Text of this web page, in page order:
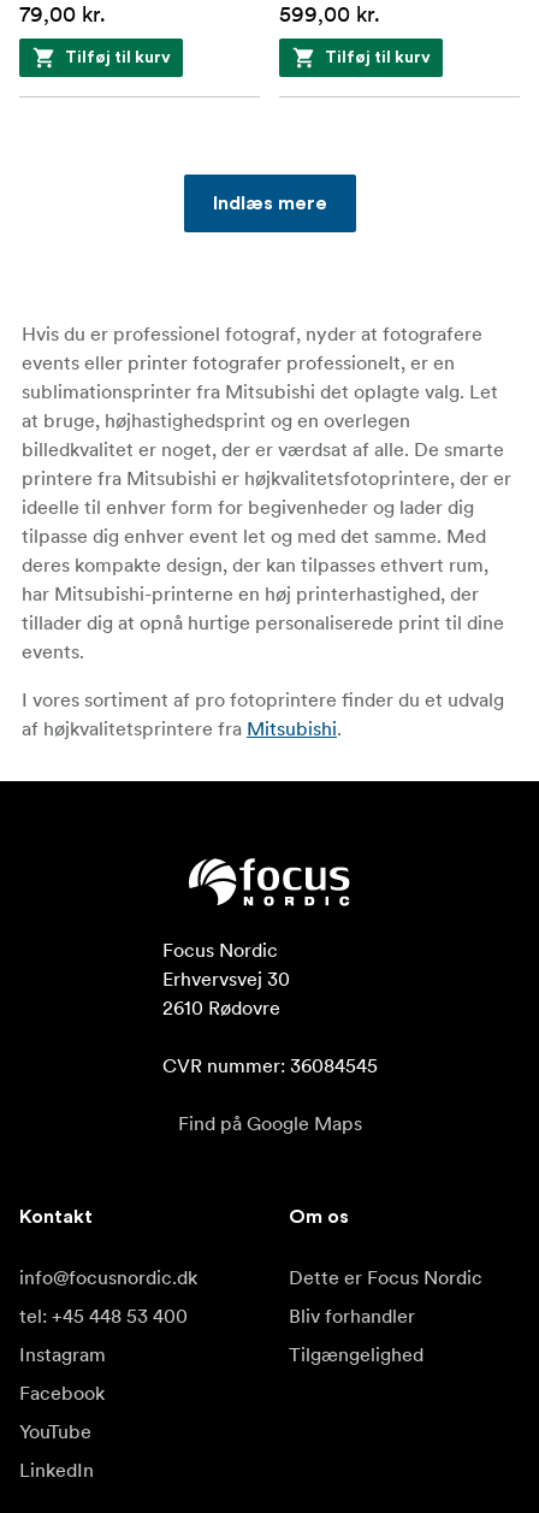
79,00 kr.
Tilføj til kurv
599,00 kr.
Tilføj til kurv
Indlæs mere
Hvis du er professionel fotograf, nyder at fotografere
events eller printer fotografer professionelt, er en
sublimationsprinter fra Mitsubishi det oplagte valg. Let
at bruge, højhastighedsprint og en overlegen
billedkvalitet er noget, der er værdsat af alle. De smarte
printere fra Mitsubishi er højkvalitetsfotoprintere, der er
ideelle til enhver form for begivenheder og lader dig
tilpasse dig enhver event let og med det samme. Med
deres kompakte design, der kan tilpasses ethvert rum,
har Mitsubishi-printerne en høj printerhastighed, der
tillader dig at opnå hurtige personaliserede print til dine
events.
I vores sortiment af pro fotoprintere finder du et udvalg
af højkvalitetsprintere fra Mitsubishi.
Focus Nordic
Erhvervsvej 30
2610 Rødovre
CVR nummer: 36084545
Find på Google Maps
Kontakt
info@focusnordic.dk
tel: +45 448 53 400
Instagram
Facebook
YouTube
LinkedIn
Om os
Dette er Focus Nordic
Bliv forhandler
Tilgængelighed